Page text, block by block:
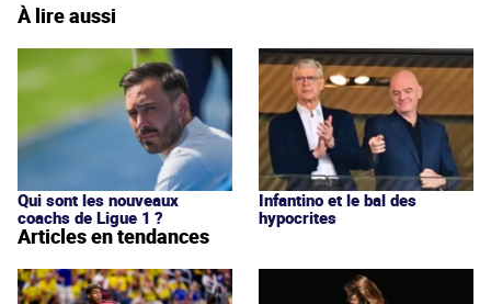
À lire aussi
Qui sont les nouveaux
coachs de Ligue 1 ?
Infantino et le bal des
hypocrites
Articles en tendances